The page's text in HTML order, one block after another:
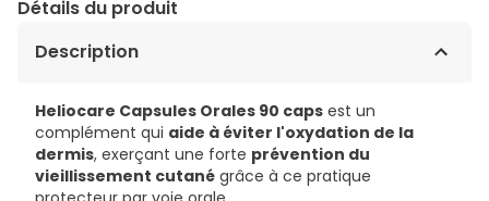
Détails du produit
Description
Heliocare Capsules Orales 90 caps est un
complément qui aide à éviter l'oxydation de la
dermis, exerçant une forte prévention du
vieillissement cutané grâce à ce pratique